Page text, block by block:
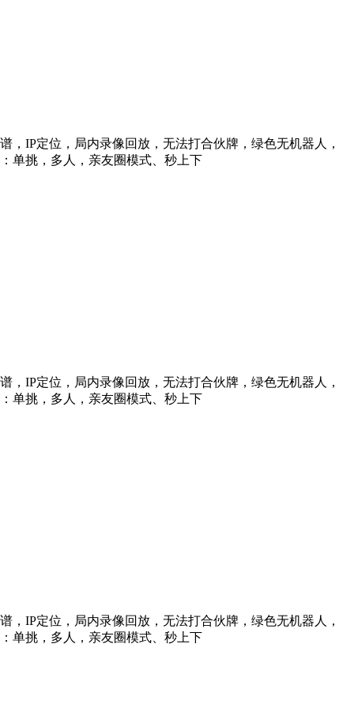
，IP定位，局内录像回放，无法打合伙牌，绿色无机器人，
单挑，多人，亲友圈模式、秒上下
，IP定位，局内录像回放，无法打合伙牌，绿色无机器人，
单挑，多人，亲友圈模式、秒上下
，IP定位，局内录像回放，无法打合伙牌，绿色无机器人，
单挑，多人，亲友圈模式、秒上下